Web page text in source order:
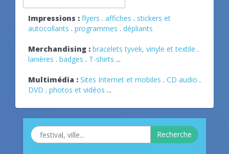
Impressions : flyers . affiches . stickers et
autocollants . programmes . dépliants
Merchandising : bracelets tyvek, vinyle et textile .
lanières . badges . T-shirts ...
Multimédia : Sites Internet et mobiles . CD audio .
DVD . photos et vidéos ...
Recherche